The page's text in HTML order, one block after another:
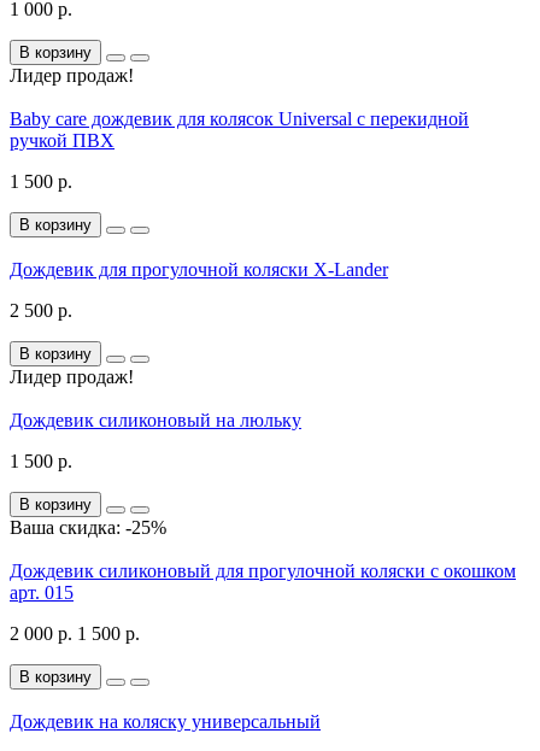
1 000 р.
В корзину
Лидер продаж!
Baby care дождевик для колясок Universal с перекидной
ручкой ПВХ
1 500 р.
В корзину
Дождевик для прогулочной коляски X-Lander
2 500 р.
В корзину
Лидер продаж!
Дождевик силиконовый на люльку
1 500 р.
В корзину
Ваша скидка: -25%
Дождевик силиконовый для прогулочной коляски с окошком
арт. 015
2 000 р. 1 500 р.
В корзину
Дождевик на коляску универсальный